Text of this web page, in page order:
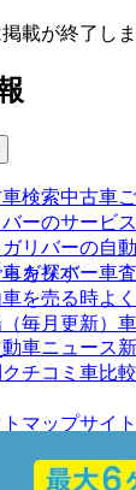
載が終了し
検索中古車
ーのサービス
ガリバーの自
を探す
ガリバー車
車を売る時よ
毎月更新）
動車ニュース
チコミ 車比
マップサイ
フィリエイト